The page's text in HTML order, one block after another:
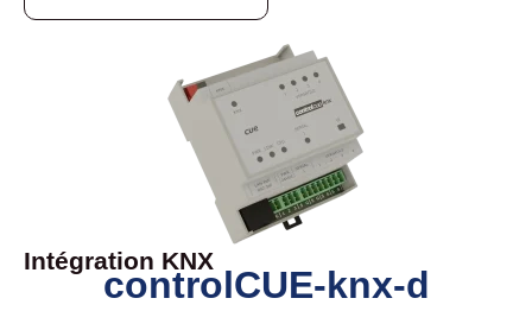
Intégration KNX
controlCUE-knx-d